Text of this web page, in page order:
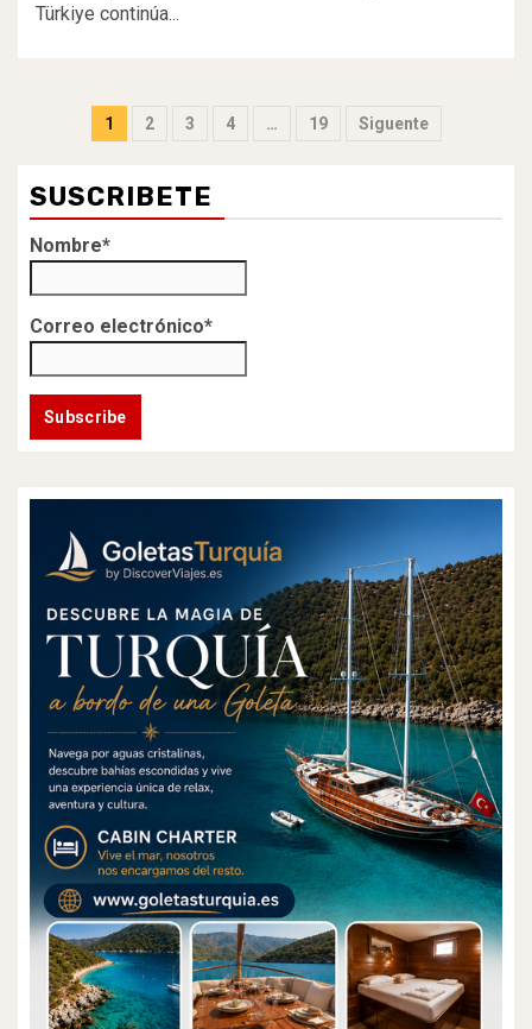
Türkiye continúa...
Paginación
entradas
1 2 3 4 … 19 Siguente
SUSCRIBETE
Nombre*
Correo electrónico*